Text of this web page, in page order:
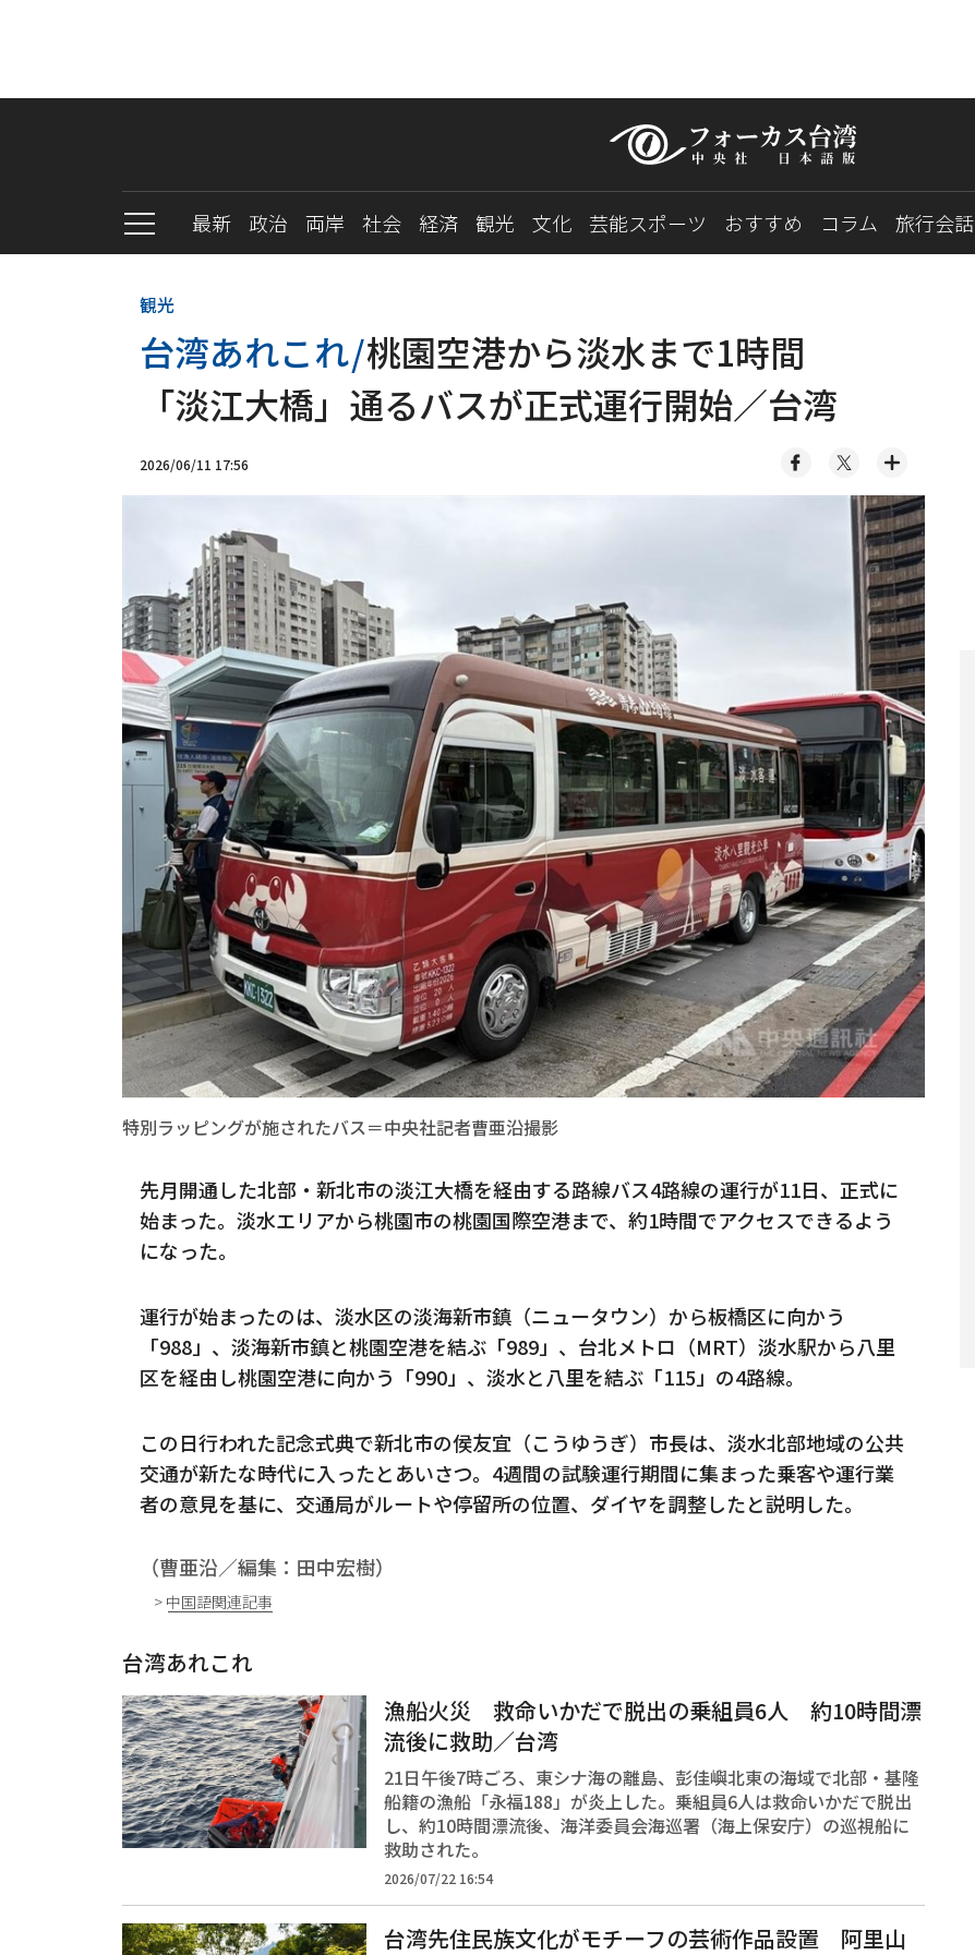
最新 政治 両岸 社会 経済 観光 文化 芸能スポーツ おすすめ コラム 旅行会話
観光
台湾あれこれ/桃園空港から淡水まで1時間
「淡江大橋」通るバスが正式運行開始／台湾
2026/06/11 17:56
特別ラッピングが施されたバス＝中央社記者曹亜沿撮影
先月開通した北部・新北市の淡江大橋を経由する路線バス4路線の運行が11日、正式に
始まった。淡水エリアから桃園市の桃園国際空港まで、約1時間でアクセスできるよう
になった。
運行が始まったのは、淡水区の淡海新市鎮（ニュータウン）から板橋区に向かう
「988」、淡海新市鎮と桃園空港を結ぶ「989」、台北メトロ（MRT）淡水駅から八里
区を経由し桃園空港に向かう「990」、淡水と八里を結ぶ「115」の4路線。
この日行われた記念式典で新北市の侯友宜（こうゆうぎ）市長は、淡水北部地域の公共
交通が新たな時代に入ったとあいさつ。4週間の試験運行期間に集まった乗客や運行業
者の意見を基に、交通局がルートや停留所の位置、ダイヤを調整したと説明した。
（曹亜沿／編集：田中宏樹）
> 中国語関連記事
台湾あれこれ
漁船火災 救命いかだで脱出の乗組員6人 約10時間漂
流後に救助／台湾
21日午後7時ごろ、東シナ海の離島、彭佳嶼北東の海域で北部・基隆
船籍の漁船「永福188」が炎上した。乗組員6人は救命いかだで脱出
し、約10時間漂流後、海洋委員会海巡署（海上保安庁）の巡視船に
救助された。
2026/07/22 16:54
台湾先住民族文化がモチーフの芸術作品設置 阿里山